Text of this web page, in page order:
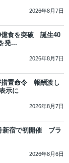
2026年8月7日
億食を突破 誕生40
発...
2026年8月7日
措置命令 報酬渡し
示に
2026年8月7日
新宿で初開催 ブラ
2026年8月6日